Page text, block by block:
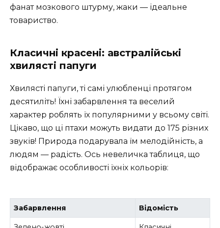
фанат мозкового штурму, жаки — ідеальне
товариство.
Класичні красені: австралійські
хвилясті папуги
Хвилясті папуги, ті самі улюбленці протягом
десятиліть! Їхні забарвлення та веселий
характер роблять їх популярними у всьому світі.
Цікаво, що ці птахи можуть видати до 175 різних
звуків! Природа подарувала їм мелодійність, а
людям — радість. Ось невеличка таблиця, що
відображає особливості їхніх кольорів:
Забарвлення Відомість